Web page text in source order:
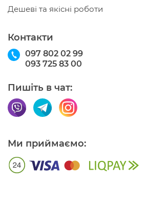
Дешеві та якісні роботи
Контакти
097 802 02 99
093 725 83 00
Пишіть в чат:
Ми приймаємо: